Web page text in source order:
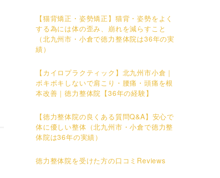
【猫背矯正・姿勢矯正】猫背・姿勢をよく
する為には体の歪み、崩れを減らすこと
（北九州市・小倉で徳力整体院は36年の実
績）
【カイロプラクティック】北九州市小倉｜
ボキボキしないで肩こり・腰痛・頭痛を根
本改善｜徳力整体院【36年の経験】
【徳力整体院の良くある質問Q&A】安心で
体に優しい整体（北九州市・小倉で徳力整
体院は36年の実績）
徳力整体院を受けた方の口コミReviews